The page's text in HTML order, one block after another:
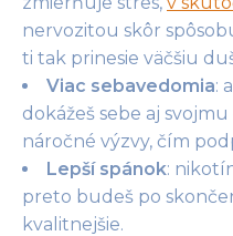
nervozitou skôr
ti tak prinesie väčšiu
Viac sebavedomia:
dokážeš sebe aj
náročné výzvy, čím
Lepší spánok:
preto budeš po
kvalitnejšie.